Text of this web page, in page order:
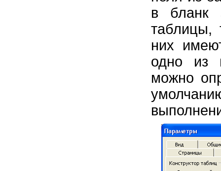
в бланк
таблицы,
них
одно из
можно